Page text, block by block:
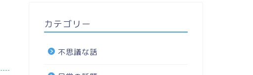
カテゴリー
不思議な話